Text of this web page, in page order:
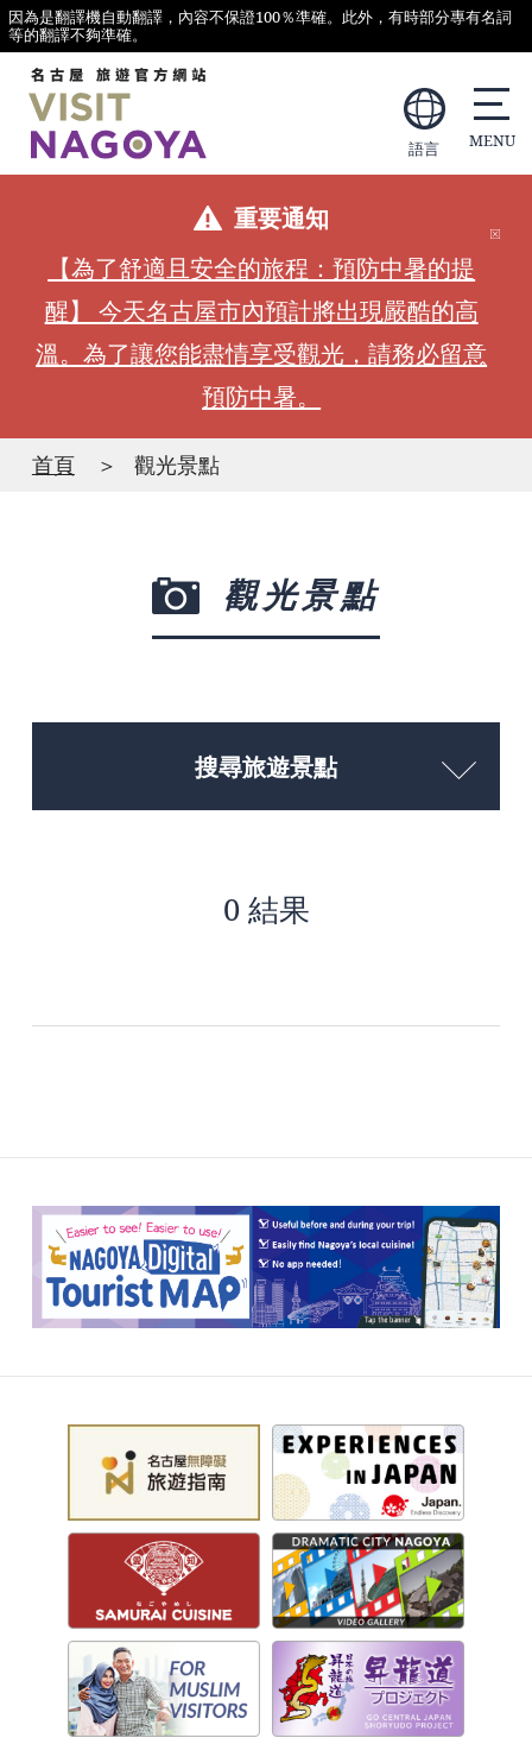
因為是翻譯機自動翻譯，內容不保證100％準確。此外，有時部分專有名詞
等的翻譯不夠準確。
語言
重要通知
【為了舒適且安全的旅程：預防中暑的提
醒】 今天名古屋市內預計將出現嚴酷的高
溫。為了讓您能盡情享受觀光，請務必留意
預防中暑。
首頁 觀光景點
觀光景點
搜尋旅遊景點
0 結果